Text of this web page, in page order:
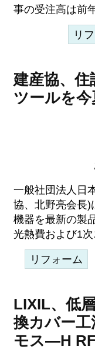
事の受注高は前
リ
建産協、
ツールを
一般社団法人日
協、北野亮会長)
機器を最新の製
光熱費および1
リフォーム
LIXIL、低
換カバー
モス―H